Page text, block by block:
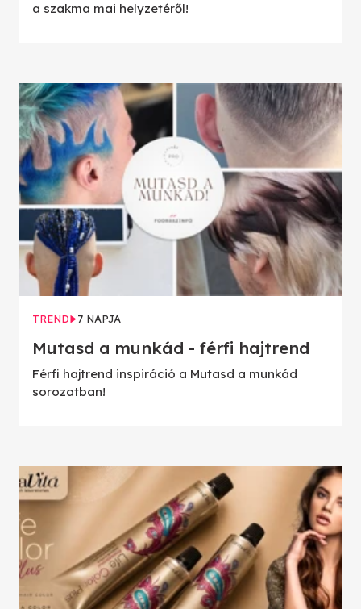
a szakma mai helyzetéről!
TREND 7 NAPJA
Mutasd a munkád - férfi hajtrend
Férfi hajtrend inspiráció a Mutasd a munkád
sorozatban!